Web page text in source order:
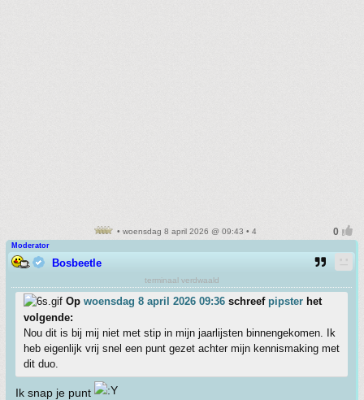
• woensdag 8 april 2026 @ 09:43 • 4
Moderator
Bosbeetle
terminaal verdwaald
Op woensdag 8 april 2026 09:36 schreef pipster het
volgende:
Nou dit is bij mij niet met stip in mijn jaarlijsten binnengekomen. Ik
heb eigenlijk vrij snel een punt gezet achter mijn kennismaking met
dit duo.
Ik snap je punt